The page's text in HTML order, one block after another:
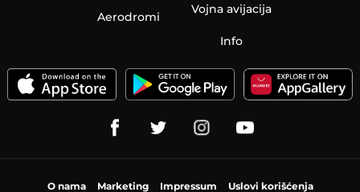
Aerodromi
Vojna avijacija
Info
O nama Marketing Impressum Uslovi korišćenja